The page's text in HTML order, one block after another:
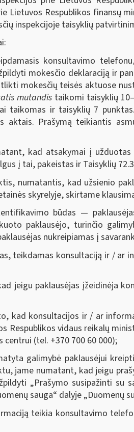
Lietuvos Respublikos finansų
inspekcijoje taisyklių
konsultavimo
mokesčio deklaraciją ir
mokesčių teisės aktuose
mutandis taikomi taisyklių
taikomas ir taisyklių 7
aktais. Prašymą teikiantis
kad atsakymai į
į tai, pakeistas ir Taisyklių
numatantis, kad užsienio
skyrelyje, skirtame
būdas —
paklausėjo, turinčio
nukreipiamas į
teikdamas konsultaciją ir /
jeigu paklausėjas įžeidinėja
kad konsultacijos ir / ar
Respublikos vidaus reikalų
(tel. +370 700 60 000);
galimybė paklausėjui
jame numatant, kad jeigu
„Prašymo susipažinti
sauga“ dalyje „Duomenų
teikia konsultavimo